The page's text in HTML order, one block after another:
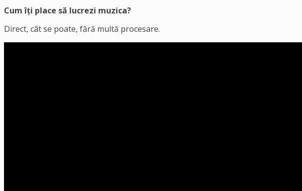
Cum îți place să lucrezi muzica?
Direct, cât se poate, fără multă procesare.